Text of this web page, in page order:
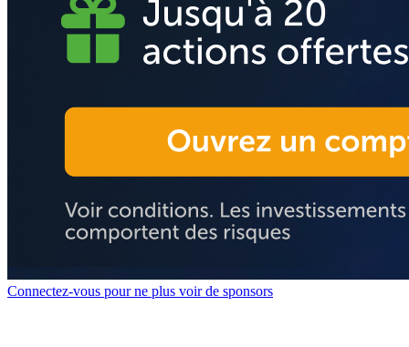
Connectez-vous pour ne plus voir de sponsors